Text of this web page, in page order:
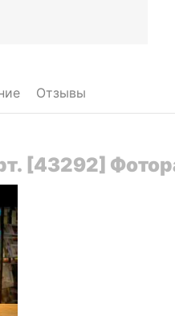
Отзывы
[43292]